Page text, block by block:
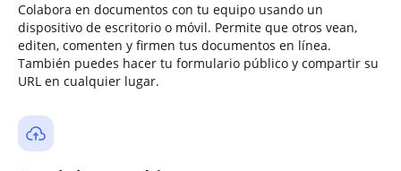
Colabora en documentos con tu equipo usando un
dispositivo de escritorio o móvil. Permite que otros vean,
editen, comenten y firmen tus documentos en línea.
También puedes hacer tu formulario público y compartir su
URL en cualquier lugar.